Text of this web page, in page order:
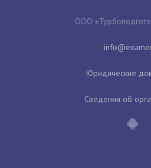
ООО
Юридические
Сведения об